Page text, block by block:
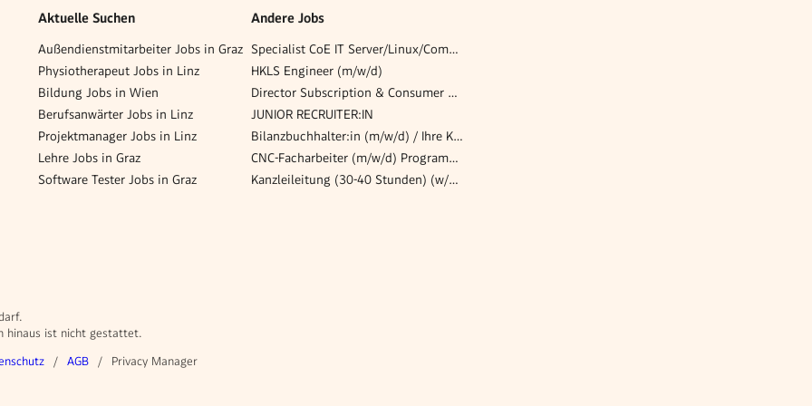
Aktuelle Suchen
Außendienstmitarbeiter Jobs in Graz
Physiotherapeut Jobs in Linz
Bildung Jobs in Wien
Berufsanwärter Jobs in Linz
Projektmanager Jobs in Linz
Lehre Jobs in Graz
Software Tester Jobs in Graz
Andere Jobs
Specialist CoE IT Server/Linux/Compute&Datacenter
HKLS Engineer (m/w/d)
Director Subscription & Consumer Revenue (m/w/d)
JUNIOR RECRUITER:IN
Bilanzbuchhalter:in (m/w/d) / Ihre Karrierechance in einer Top-Steuerberatungskanzlei in Graz!
CNC-Facharbeiter (m/w/d) Programmierer
Kanzleileitung (30-40 Stunden) (w/m/x)
hinaus ist nicht gestattet.
AGB Privacy Manager